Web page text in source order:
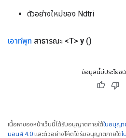
ตัวอย่างใหม่ของ Ndtri
เอาท์พุท สาธารณะ <T> y ()
ข้อมูลนี้มีประโยชน์
เนื้อหาของหน้าเว็บนี้ได้รับอนุญาตภายใต้ใบอนุญา
มอนส์ 4.0 และตัวอย่างโค้ดได้รับอนุญาตภายใต้